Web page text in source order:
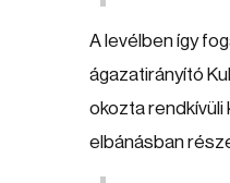
A levélben így
ágazatirányító
okozta rendkívüli
elbánásban